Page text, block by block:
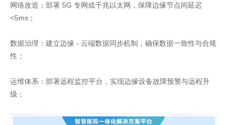
网络改造：部署 5G 专网或千兆以太网，保障边缘节点间延迟
<5ms；
数据治理：建立边缘 - 云端数据同步机制，确保数据一致性与合规
性；
运维体系：部署远程监控平台，实现边缘设备故障预警与远程升
级；